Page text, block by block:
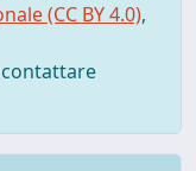
(CC BY 4.0),